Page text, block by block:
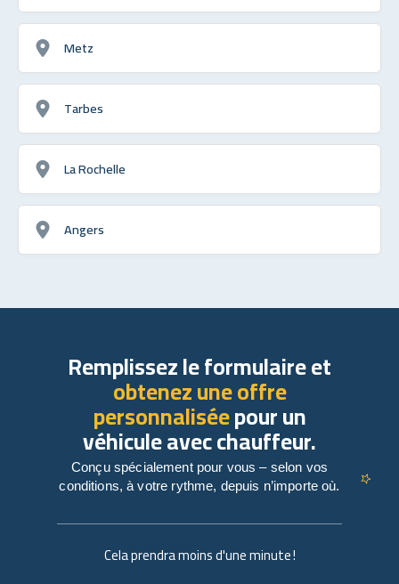
Metz
Tarbes
La Rochelle
Angers
Cela prendra moins d'une minute !
Remplissez le formulaire et
obtenez une offre
personnaliséepour un
véhicule avec chauffeur.
Conçu spécialement pour vous – selon vos
conditions, à votre rythme, depuis n’importe où.